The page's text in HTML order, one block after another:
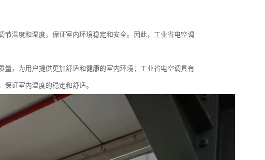
温度和湿度，保证室内环境稳定和安全。因此，工业省电空调
，为用户提供更加舒适和健康的室内环境；工业省电空调具有
证室内温度的稳定和舒适。